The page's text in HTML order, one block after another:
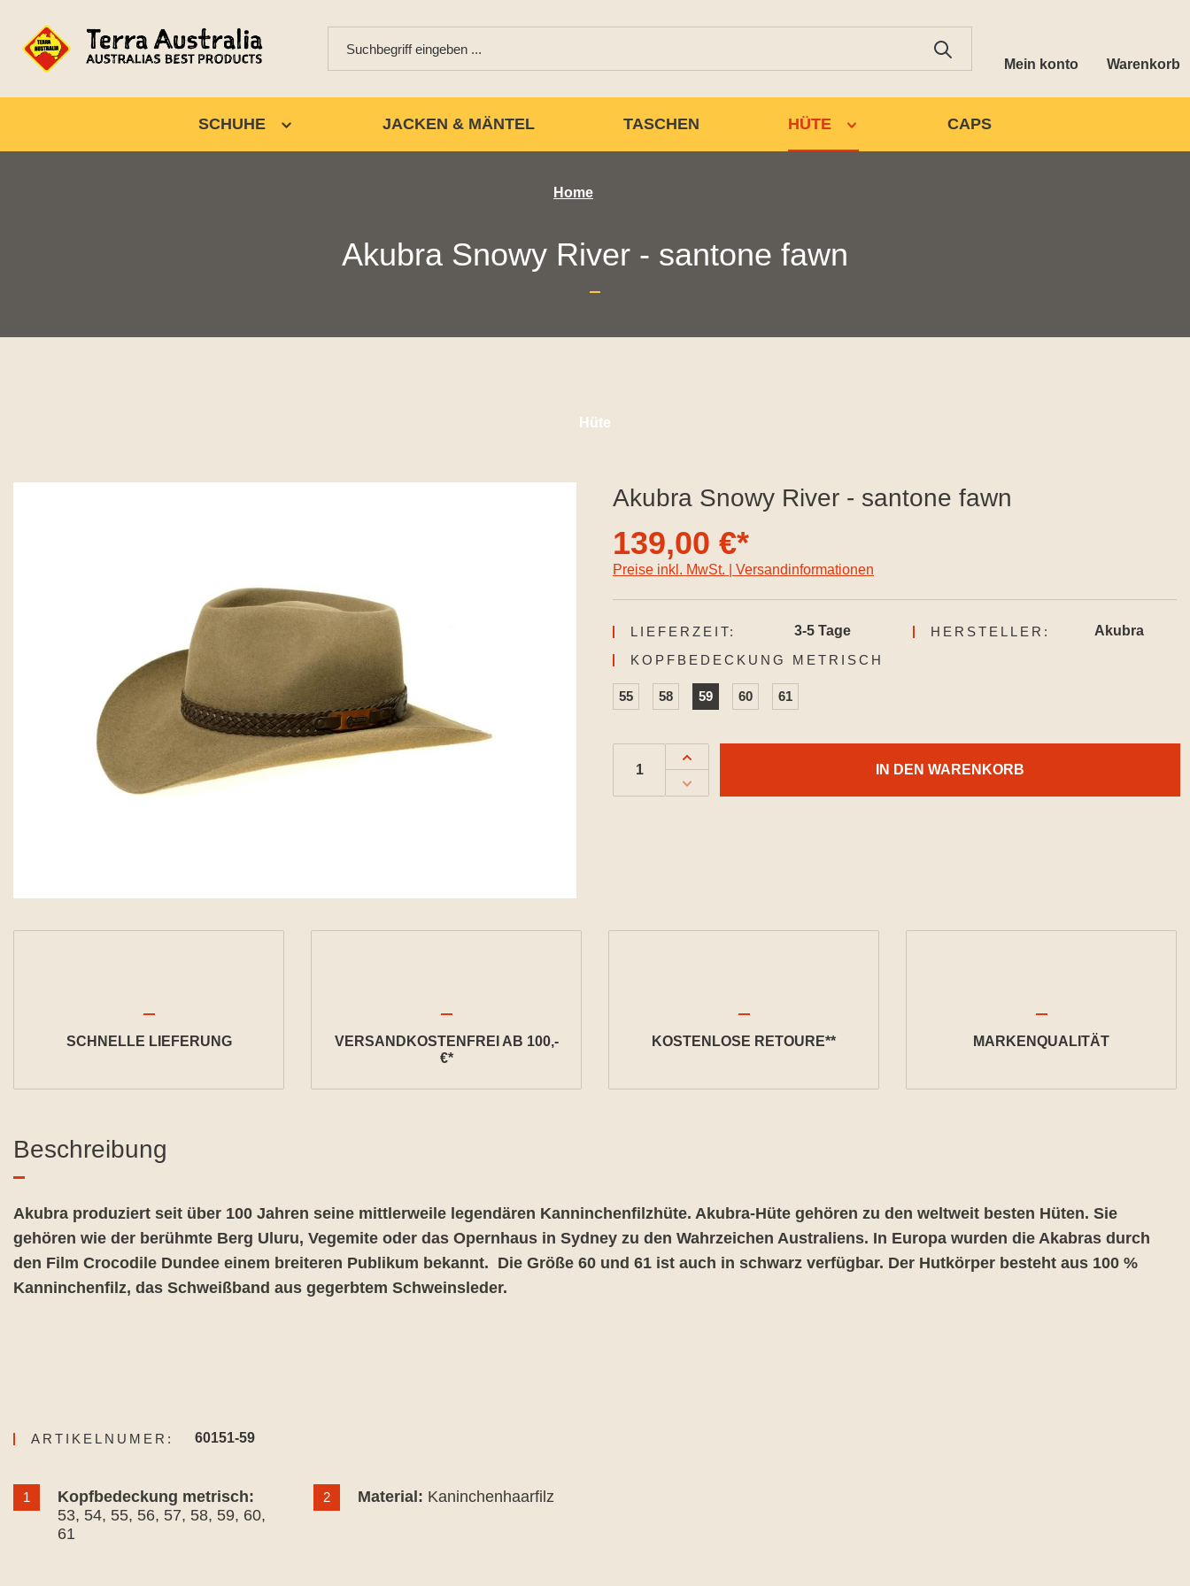
Mein konto Warenkorb
SCHUHE JACKEN & MÄNTEL TASCHEN HÜTE CAPS
Home
Akubra Snowy River - santone fawn
Hüte
Akubra Snowy River - santone fawn
139,00 €*
Preise inkl. MwSt. | Versandinformationen
LIEFERZEIT: 3-5 Tage HERSTELLER:
Akubra
KOPFBEDECKUNG METRISCH
55 58 59 60 61
IN DEN WARENKORB
SCHNELLE LIEFERUNG
VERSANDKOSTENFREI AB 100,-
€*
KOSTENLOSE RETOURE** MARKENQUALITÄT
Beschreibung
Akubra produziert seit über 100 Jahren seine mittlerweile legendären Kanninchenfilzhüte. Akubra-Hüte gehören zu den weltweit besten Hüten. Sie
gehören wie der berühmte Berg Uluru, Vegemite oder das Opernhaus in Sydney zu den Wahrzeichen Australiens. In Europa wurden die Akabras durch
den Film Crocodile Dundee einem breiteren Publikum bekannt. Die Größe 60 und 61 ist auch in schwarz verfügbar. Der Hutkörper besteht aus 100 %
Kanninchenfilz, das Schweißband aus gegerbtem Schweinsleder.
ARTIKELNUMER: 60151-59
1
Kopfbedeckung metrisch:
53, 54, 55, 56, 57, 58, 59, 60,
61
2 Material: Kaninchenhaarfilz